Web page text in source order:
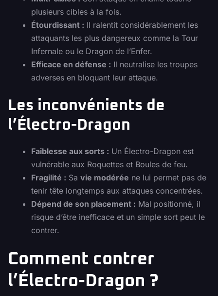
plusieurs cibles à la fois.
Étourdissant : Il ralentit considérablement les
attaquants les plus dangereux comme la Tour
Infernale ou le Dragon de l’Enfer.
Efficace en défense : Il neutralise les troupes
adverses en bloquant leur attaque.
Les inconvénients de
l’Électro-Dragon
Faiblesse aux sorts : Un Électro-Dragon est
vulnérable aux Roquettes et Boules de feu.
Fragilité : Sa vie modérée ne lui permet pas de
tenir tête longtemps aux attaques concentrées.
Dépend de son placement : Mal positionné, il
risque d’être inefficace et un simple sort peut le
contrer.
Comment contrer
l’Électro-Dragon ?